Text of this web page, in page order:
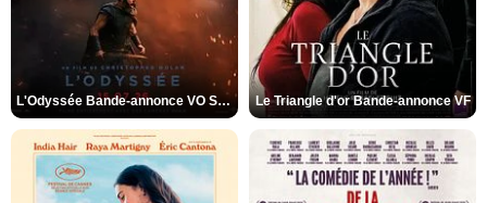
L'Odyssée Bande-annonce VO STFR Le Triangle d'or Bande-annonce VF